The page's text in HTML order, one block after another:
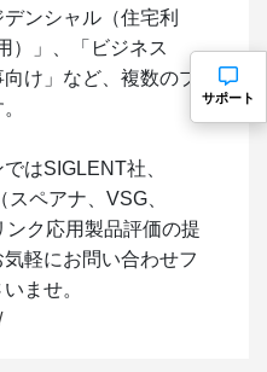
ンシャル（住宅利
）」、「ビジネス
け」など、複数のプ
はSIGLENT社、
ペアナ、VSG、
ク応用製品評価の提
軽にお問い合わせフ
ませ。
サポート